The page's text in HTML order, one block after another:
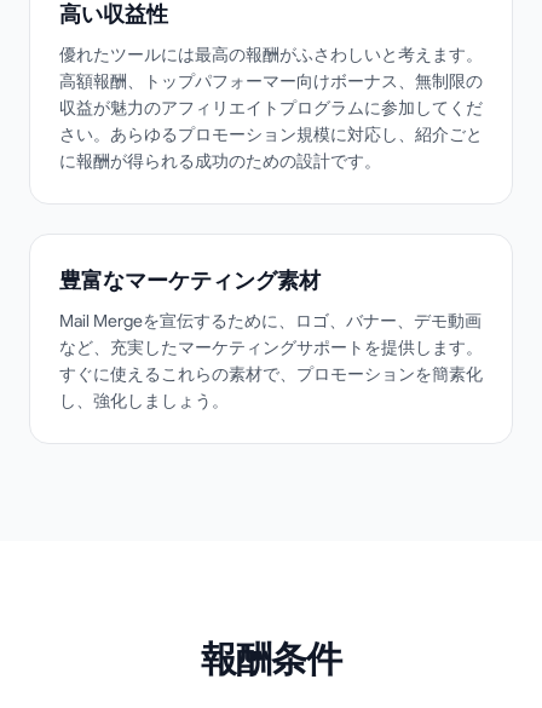
高い収益性
優れたツールには最高の報酬がふさわしいと考えます。
高額報酬、トップパフォーマー向けボーナス、無制限の
収益が魅力のアフィリエイトプログラムに参加してくだ
さい。あらゆるプロモーション規模に対応し、紹介ごと
に報酬が得られる成功のための設計です。
豊富なマーケティング素材
Mail Mergeを宣伝するために、ロゴ、バナー、デモ動画
など、充実したマーケティングサポートを提供します。
すぐに使えるこれらの素材で、プロモーションを簡素化
し、強化しましょう。
報酬条件